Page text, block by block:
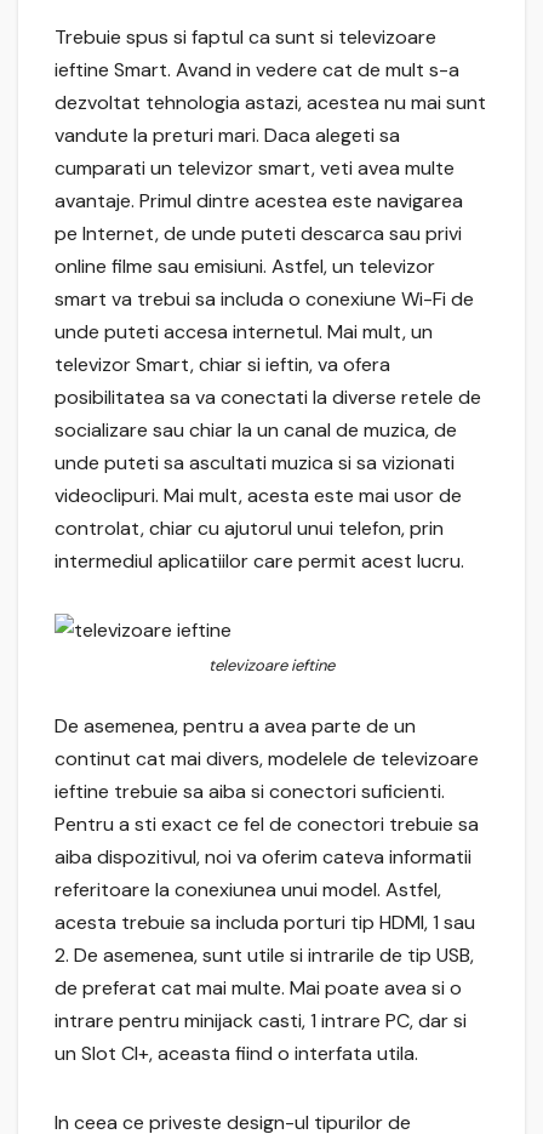
Trebuie spus si faptul ca sunt si televizoare
ieftine Smart. Avand in vedere cat de mult s-a
dezvoltat tehnologia astazi, acestea nu mai sunt
vandute la preturi mari. Daca alegeti sa
cumparati un televizor smart, veti avea multe
avantaje. Primul dintre acestea este navigarea
pe Internet, de unde puteti descarca sau privi
online filme sau emisiuni. Astfel, un televizor
smart va trebui sa includa o conexiune Wi-Fi de
unde puteti accesa internetul. Mai mult, un
televizor Smart, chiar si ieftin, va ofera
posibilitatea sa va conectati la diverse retele de
socializare sau chiar la un canal de muzica, de
unde puteti sa ascultati muzica si sa vizionati
videoclipuri. Mai mult, acesta este mai usor de
controlat, chiar cu ajutorul unui telefon, prin
intermediul aplicatiilor care permit acest lucru.
televizoare ieftine
De asemenea, pentru a avea parte de un
continut cat mai divers, modelele de televizoare
ieftine trebuie sa aiba si conectori suficienti.
Pentru a sti exact ce fel de conectori trebuie sa
aiba dispozitivul, noi va oferim cateva informatii
referitoare la conexiunea unui model. Astfel,
acesta trebuie sa includa porturi tip HDMI, 1 sau
2. De asemenea, sunt utile si intrarile de tip USB,
de preferat cat mai multe. Mai poate avea si o
intrare pentru minijack casti, 1 intrare PC, dar si
un Slot CI+, aceasta fiind o interfata utila.
In ceea ce priveste design-ul tipurilor de